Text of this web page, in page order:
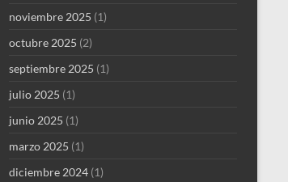
noviembre 2025 (1)
octubre 2025 (2)
septiembre 2025 (1)
julio 2025 (1)
junio 2025 (1)
marzo 2025 (1)
diciembre 2024 (1)